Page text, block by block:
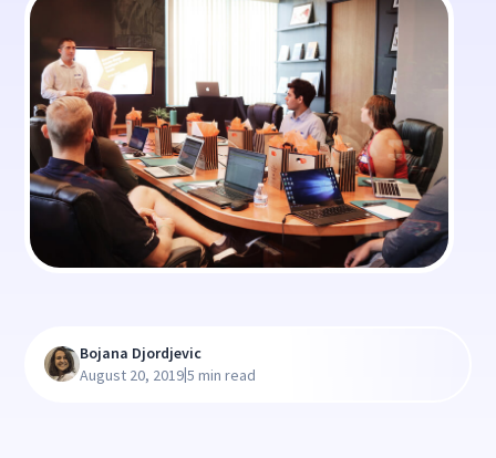
Bojana Djordjevic
August 20, 2019|5 min read